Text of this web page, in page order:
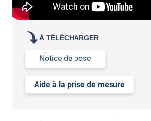
À TÉLÉCHARGER
Notice de pose
Aide à la prise de mesure